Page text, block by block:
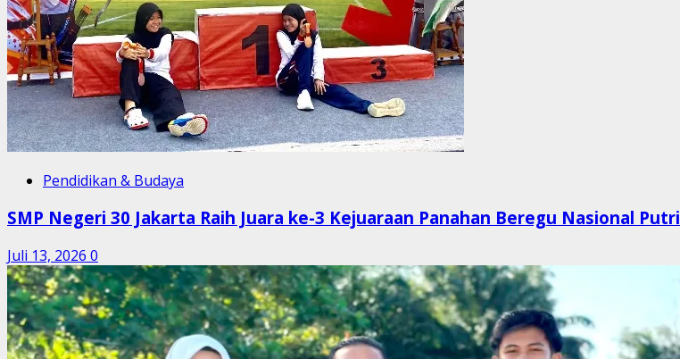
Pendidikan & Budaya
SMP Negeri 30 Jakarta Raih Juara ke-3 Kejuaraan Panahan Beregu Nasional Putri
Juli 13, 2026 0